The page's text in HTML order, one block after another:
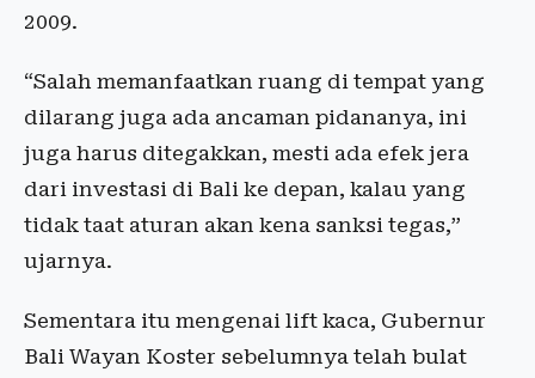
2009.
“Salah memanfaatkan ruang di tempat yang
dilarang juga ada ancaman pidananya, ini
juga harus ditegakkan, mesti ada efek jera
dari investasi di Bali ke depan, kalau yang
tidak taat aturan akan kena sanksi tegas,”
ujarnya.
Sementara itu mengenai lift kaca, Gubernur
Bali Wayan Koster sebelumnya telah bulat